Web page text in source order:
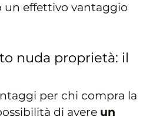
un effettivo vantaggio
nuda proprietà: il
per chi compra la
di avere un